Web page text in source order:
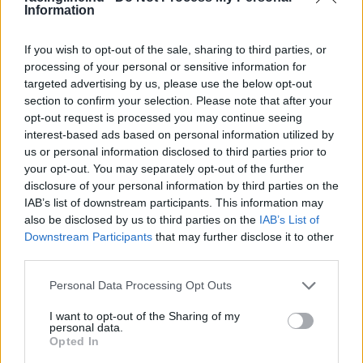
Information
If you wish to opt-out of the sale, sharing to third parties, or
processing of your personal or sensitive information for
targeted advertising by us, please use the below opt-out
section to confirm your selection. Please note that after your
opt-out request is processed you may continue seeing
interest-based ads based on personal information utilized by
us or personal information disclosed to third parties prior to
your opt-out. You may separately opt-out of the further
disclosure of your personal information by third parties on the
IAB’s list of downstream participants. This information may
also be disclosed by us to third parties on the IAB’s List of
Downstream Participants that may further disclose it to other
Please note that this website/app uses one or more Google
not limited to your visit or usage behaviour. You may click to
grant or deny consent to Google and its third-party tags to
use your data for below specified purposes in below Google
Personal Data Processing Opt Outs
I want to opt-out of the Sharing of my
personal data.
Opted In
szombaton, ami azt jelenti, hogy [&hellip;]
NASCAR / 2022. MÁRC. 27.
A pankrációs legenda vezeti a pace
car-t vasárnap a NASCAR-ban
A &#8222;The Undertaker&#8221; névre hallgató pankrátor
fogja felvezetni a mezőnyt a NASCAR Cup Series austini
versenyén. A Circuit of The Americas
&#8222;feltámasztja&#8221; a WWE egyik legnagyobb nevét
a hétvégi EchoPark Automotive Grand Prix-re. The Undertaker
vasárnap a COTA-n fogja megtisztelni a NASCAR közösségét
jelenlétével, hogy tiszteletbeli pace car sofőrként ő vezesse a
mezőnyt a zöld [&hellip;]
NASCAR / 2022. MÁRC. 27.
Chase Elliott Austinban szeretné